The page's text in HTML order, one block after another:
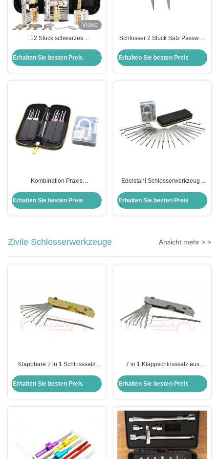
Video
12 Stück schwarzes
Set Transparentes Schlosspick-
Übungskit Werkzeuge
Erhalten Sie besten Preis
Schlosser 2 Stück Satz Passwort
Werkzeuge Schlosser Schlüssel
Schlosser Training Kit
Erhalten Sie besten Preis
Kombination Praxis
22pcs Auto Lock Pick Kit Set
Erhalten Sie besten Preis
Edelstahl Schlosserwerkzeuge
transparenten Praxis
Erhalten Sie besten Preis
Zivile Schlosserwerkzeuge Ansicht mehr > >
Klappbare 7 in 1 Schlosssatz
Klappschlosserwerkzeuge (gelb)
Erhalten Sie besten Preis
7 in 1 Klappschlosssatz aus
(Silber)
Erhalten Sie besten Preis